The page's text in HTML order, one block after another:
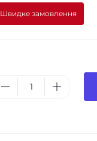
Швидке замовлення